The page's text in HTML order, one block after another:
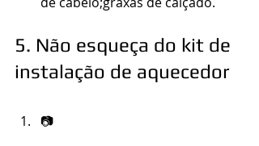
5. Não esqueça do kit de
instalação de aquecedor
📷